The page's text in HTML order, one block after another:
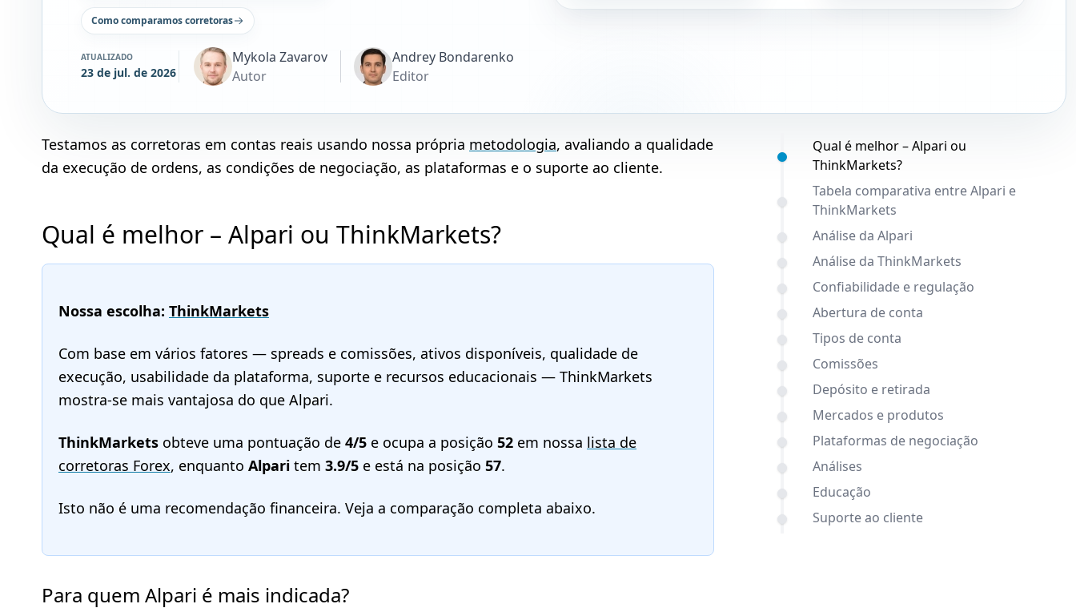
Como comparamos corretoras
ATUALIZADO
23 de jul. de 2026
Mykola Zavarov
Autor
Andrey Bondarenko
Editor
Qual é melhor – Alpari ou
ThinkMarkets?
Tabela comparativa entre Alpari e
ThinkMarkets
Análise da Alpari
Análise da ThinkMarkets
Confiabilidade e regulação
Abertura de conta
Tipos de conta
Comissões
Depósito e retirada
Mercados e produtos
Plataformas de negociação
Análises
Educação
Suporte ao cliente
Testamos as corretoras em contas reais usando nossa própria metodologia, avaliando a qualidade
da execução de ordens, as condições de negociação, as plataformas e o suporte ao cliente.
Qual é melhor – Alpari ou ThinkMarkets?
Nossa escolha: ThinkMarkets
Com base em vários fatores — spreads e comissões, ativos disponíveis, qualidade de
execução, usabilidade da plataforma, suporte e recursos educacionais — ThinkMarkets
mostra-se mais vantajosa do que Alpari.
ThinkMarkets obteve uma pontuação de 4/5 e ocupa a posição 52 em nossa lista de
corretoras Forex, enquanto Alpari tem 3.9/5 e está na posição 57.
Isto não é uma recomendação financeira. Veja a comparação completa abaixo.
Para quem Alpari é mais indicada?